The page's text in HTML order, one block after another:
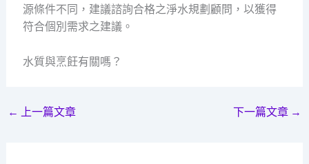
源條件不同，建議諮詢合格之淨水規劃顧問，以獲得
符合個別需求之建議。
水質與烹飪有關嗎？
← 上一篇文章 下一篇文章 →